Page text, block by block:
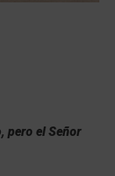
pero el Señor